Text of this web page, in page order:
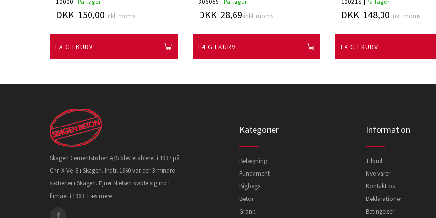
10000 På lager
DKK 150,00 inkl. moms
LÆG I KURV
30605S På lager
DKK 28,69 inkl. moms
LÆG I KURV
10021S På lager
DKK 148,00 inkl. moms
LÆG I KURV
Skagen Cementstøberi A/S blev etableret i 1937 på
Chr. X Vej 8 i Skagen. Indtil 1960 var der 3 mindre
støberier i Skagen. Ejner Nielsen købte sig ind i
firmaet i 1963. Læs mere
Kategorier
Belægning
Fundament
Bigbags
Beton
Granit
Information
Tilbud
Nye varer
Kontakt os
Deklarationer
Betingelser